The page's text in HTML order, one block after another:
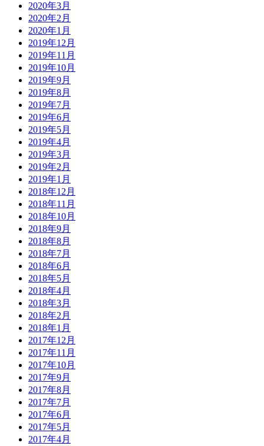
2020年3月
2020年2月
2020年1月
2019年12月
2019年11月
2019年10月
2019年9月
2019年8月
2019年7月
2019年6月
2019年5月
2019年4月
2019年3月
2019年2月
2019年1月
2018年12月
2018年11月
2018年10月
2018年9月
2018年8月
2018年7月
2018年6月
2018年5月
2018年4月
2018年3月
2018年2月
2018年1月
2017年12月
2017年11月
2017年10月
2017年9月
2017年8月
2017年7月
2017年6月
2017年5月
2017年4月